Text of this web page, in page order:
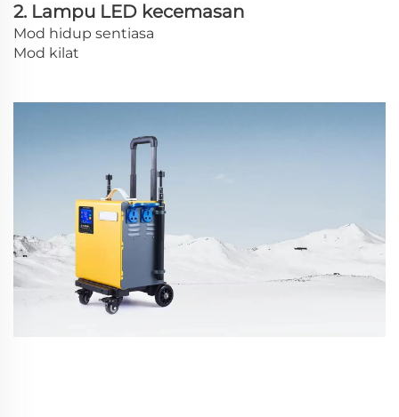
2. Lampu LED kecemasan
Mod hidup sentiasa
Mod kilat